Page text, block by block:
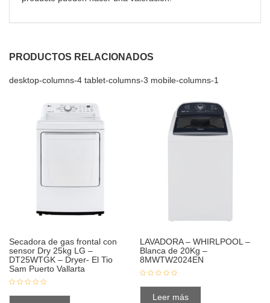
PRODUCTOS RELACIONADOS
desktop-columns-4 tablet-columns-3 mobile-columns-1
Secadora de gas frontal con
sensor Dry 25kg LG –
DT25WTGK – Dryer- El Tio
Sam Puerto Vallarta
LAVADORA – WHIRLPOOL –
Blanca de 20Kg –
8MWTW2024EN
Leer más